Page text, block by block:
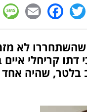
WhatsApp
Twitter
לא
קריחלי
בלטר, שהיה אחד